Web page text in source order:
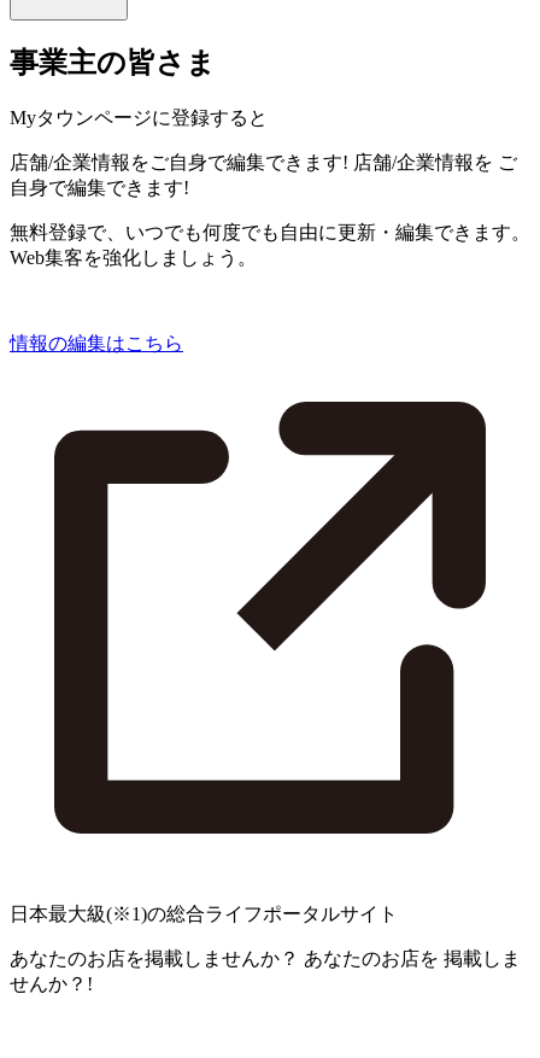
事業主の皆さま
Myタウンページに登録すると
店舗/企業情報をご自身で編集できます! 店舗/企業情報を ご
自身で編集できます!
無料登録で、いつでも何度でも自由に更新・編集できます。
Web集客を強化しましょう。
情報の編集はこちら
日本最大級(※1)の総合ライフポータルサイト
あなたのお店を掲載しませんか？ あなたのお店を 掲載しま
せんか？!